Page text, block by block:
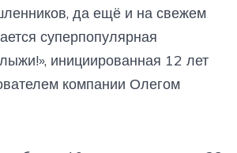
да ещё и на свежем
суперпопулярная
инициированная 12 лет
компании Олегом